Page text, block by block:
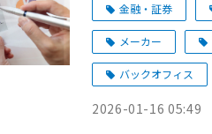
金融・証券
メーカー
バックオフィス
2026-01-16 05:49